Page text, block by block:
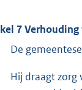
7
De
Hij draagt zorg